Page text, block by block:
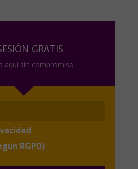
GRATIS
aquí sin compromiso
RGPD)